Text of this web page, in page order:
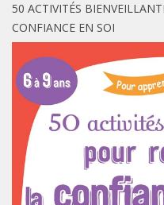
50 ACTIVITÉS
CONFIANCE EN SOI